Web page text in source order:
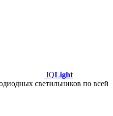
IQLight
светильников по всей